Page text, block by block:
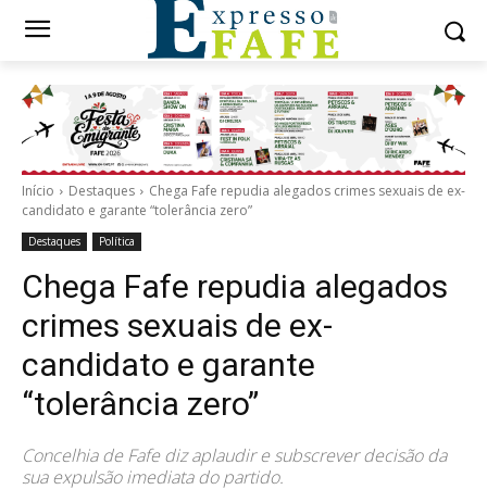
Início Destaques
Chega Fafe repudia alegados crimes sexuais de ex-
candidato e garante “tolerância zero”
Destaques Política
Chega Fafe repudia alegados
crimes sexuais de ex-
candidato e garante
“tolerância zero”
Concelhia de Fafe diz aplaudir e subscrever decisão da
sua expulsão imediata do partido.